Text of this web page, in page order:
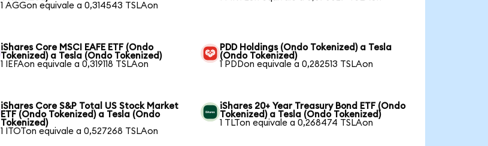
1 AGGon equivale a 0,314543 TSLAon
iShares Core MSCI EAFE ETF (Ondo
Tokenized) a Tesla (Ondo Tokenized)
1 IEFAon equivale a 0,319118 TSLAon
PDD Holdings (Ondo Tokenized) a Tesla
(Ondo Tokenized)
1 PDDon equivale a 0,282513 TSLAon
iShares Core S&P Total US Stock Market
ETF (Ondo Tokenized) a Tesla (Ondo
Tokenized)
1 ITOTon equivale a 0,527268 TSLAon
iShares 20+ Year Treasury Bond ETF (Ondo
Tokenized) a Tesla (Ondo Tokenized)
1 TLTon equivale a 0,268474 TSLAon